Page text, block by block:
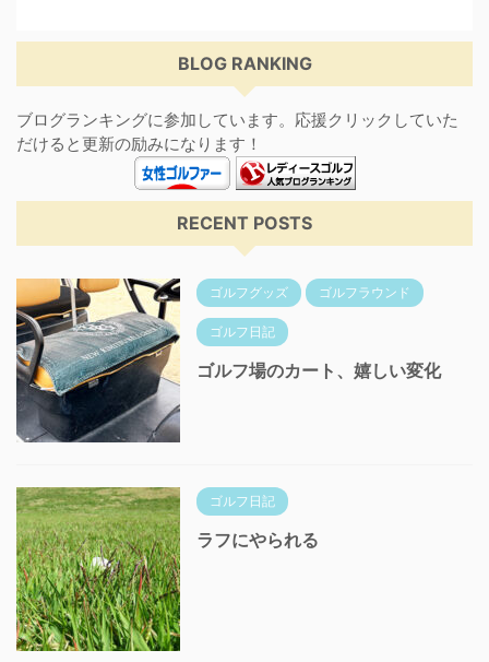
BLOG RANKING
ブログランキングに参加しています。応援クリックしていた
だけると更新の励みになります！
RECENT POSTS
ゴルフグッズ ゴルフラウンド
ゴルフ日記
ゴルフ場のカート、嬉しい変化
ゴルフ日記
ラフにやられる